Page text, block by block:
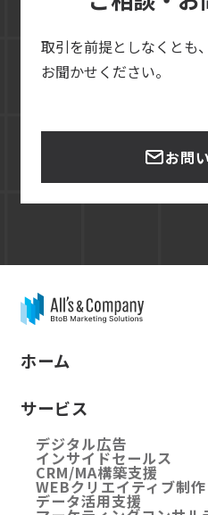
取引を前提としなくとも
お聞かせください。
お問
ホーム
サービス
デジタル広告
インサイドセールス
CRM/MA構築支援
WEBクリエイティブ制作
データ活用支援